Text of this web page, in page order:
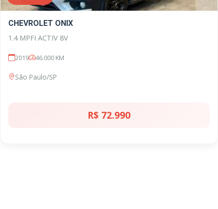
CHEVROLET ONIX
1.4 MPFI ACTIV 8V
2019 46.000 KM
São Paulo/SP
R$ 72.990